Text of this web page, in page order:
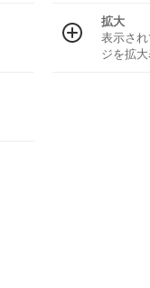
拡大
表示さ
ジを拡